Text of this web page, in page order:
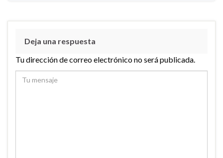
Deja una respuesta
Tu dirección de correo electrónico no será publicada.